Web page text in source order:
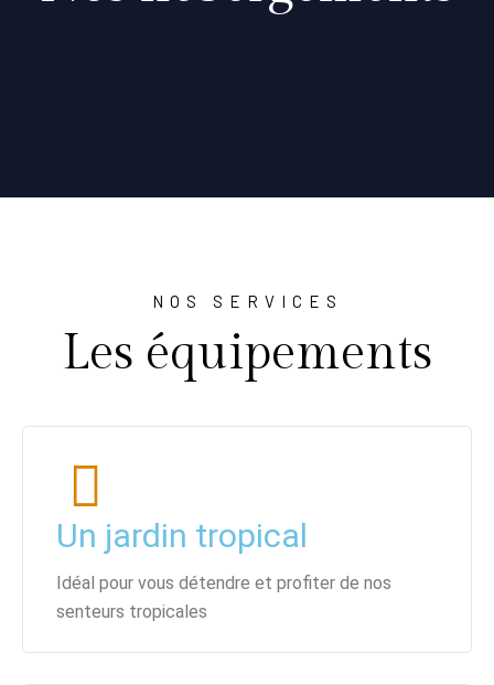
NOS SERVICES
Les équipements
Un jardin tropical
Idéal pour vous détendre et profiter de nos
senteurs tropicales